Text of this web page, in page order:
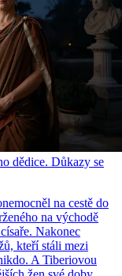
dědice. Důkazy se
na cestě do
na východě
Nakonec
kteří stáli mezi
A Tiberiovou